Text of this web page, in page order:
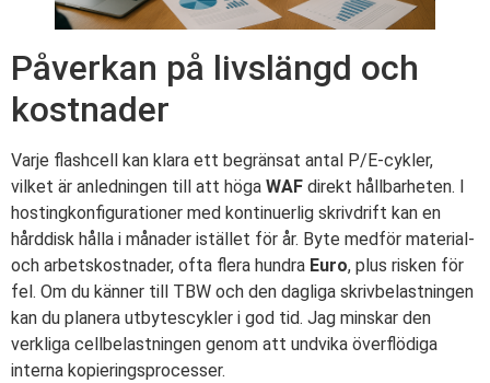
Påverkan på livslängd och
kostnader
Varje flashcell kan klara ett begränsat antal P/E-cykler,
vilket är anledningen till att höga WAF direkt hållbarheten. I
hostingkonfigurationer med kontinuerlig skrivdrift kan en
hårddisk hålla i månader istället för år. Byte medför material-
och arbetskostnader, ofta flera hundra Euro, plus risken för
fel. Om du känner till TBW och den dagliga skrivbelastningen
kan du planera utbytescykler i god tid. Jag minskar den
verkliga cellbelastningen genom att undvika överflödiga
interna kopieringsprocesser.